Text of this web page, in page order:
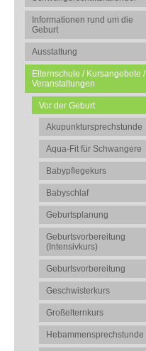
Informationen rund um die
Geburt
Ausstattung
Elternschule / Kursangebote /
Veranstaltungen
Vor der Geburt
Akupunktursprechstunde
Aqua-Fit für Schwangere
Babypflegekurs
Babyschlaf
Geburtsplanung
Geburtsvorbereitung
(Intensivkurs)
Geburtsvorbereitung
Geschwisterkurs
Großelternkurs
Hebammensprechstunde